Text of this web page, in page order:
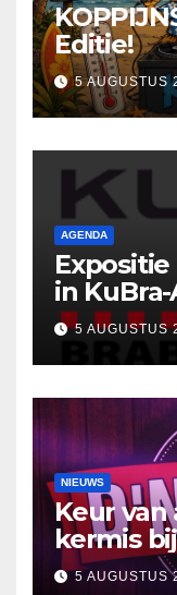
Editie!
5 AUGUSTUS
AGENDA
Expositie
in
uit tot
reflectie
5 AUGUSTUS
NIEUWS
Keur
kermis
5 AUGUSTUS